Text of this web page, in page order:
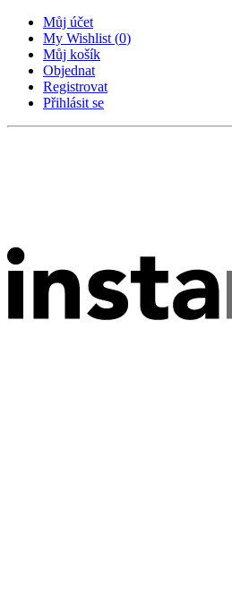
Můj účet
My Wishlist (0)
Můj košík
Objednat
Registrovat
Přihlásit se